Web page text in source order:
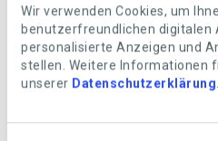
Wir verwenden Cookies, um
benutzerfreundlichen digitalen
personalisierte Anzeigen und
stellen. Weitere Informationen
unserer Datenschutzerklärung
produits qui vous aident à
soleil rapidement et de
Suppléments
pour chiens et